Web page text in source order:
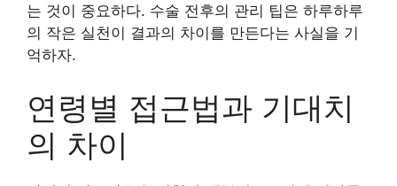
는 것이 중요하다. 수술 전후의 관리 팁은 하루하루
의 작은 실천이 결과의 차이를 만든다는 사실을 기
억하자.
연령별 접근법과 기대치
의 차이